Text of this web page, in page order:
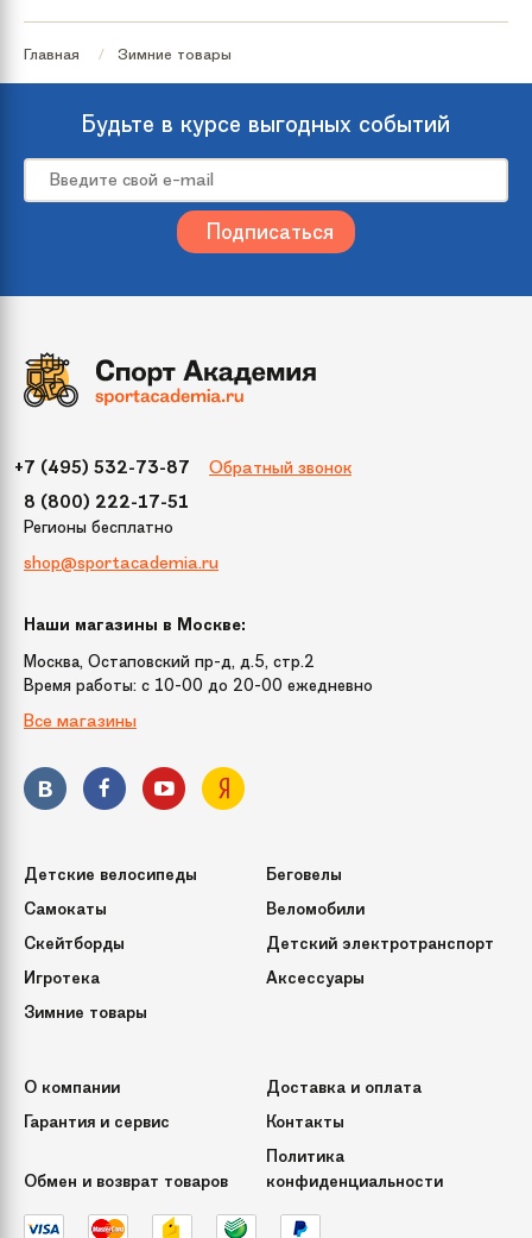
производителя
Страна
происхождения
Россия
Размер 210
Зеленый
Бренд Crystal Trees
Модель Балканская
Диаметр нижнего
яруса
Тип крепления
веток
шарнирный
Способ фиксации
Кол-во веток
1150
Срок службы
Главная Зимние товары
Будьте в курсе выгодных событий
+7 (495) 532-73-87 Обратный звонок
8 (800) 222-17-51
Регионы бесплатно
shop@sportacademia.ru
Наши магазины в Москве:
Москва, Остаповский пр-д, д.5, стр.2
Время работы: c 10-00 до 20-00 ежедневно
Все магазины
Детские велосипеды
Беговелы
Самокаты
Веломобили
Скейтборды
Детский электротранспорт
Игротека
Аксессуары
Зимние товары
О компании
Доставка и оплата
Гарантия и сервис
Контакты
Обмен и возврат товаров
Политика
конфиденциальности